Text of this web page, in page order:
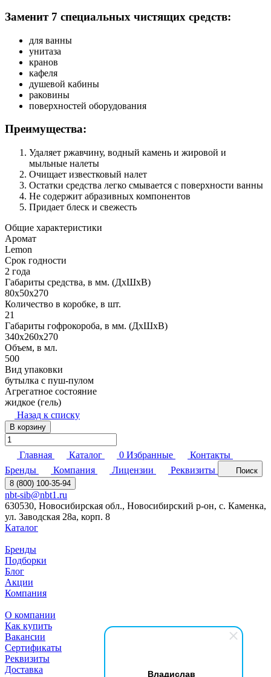
Владислав
Заменит 7 специальных чистящих средств:
для ванны
унитаза
кранов
кафеля
душевой кабины
раковины
поверхностей оборудования
Преимущества:
Удаляет ржавчину, водный камень и жировой и
мыльные налеты
Очищает известковый налет
Остатки средства легко смывается с поверхности ванны
Не содержит абразивных компонентов
Придает блеск и свежесть
Общие характеристики
Аромат
Lemon
Срок годности
2 года
Габариты средства, в мм. (ДхШхВ)
80х50х270
Количество в коробке, в шт.
21
Габариты гофрокороба, в мм. (ДхШхВ)
340х260х270
Объем, в мл.
500
Вид упаковки
бутылка с пуш-пулом
Агрегатное состояние
жидкое (гель)
Назад к списку
В корзину
Главная Каталог 0 Избранные
Контакты
Бренды
Компания Лицензии Реквизиты
Поиск
8 (800) 100-35-94
nbt-sib@nbt1.ru
630530, Новосибирская обл., Новосибирский р-он, с. Каменка,
ул. Заводская 28а, корп. 8
Каталог
Бренды
Подборки
Блог
Акции
Компания
О компании
Как купить
Вакансии
Сертификаты
Реквизиты
Доставка